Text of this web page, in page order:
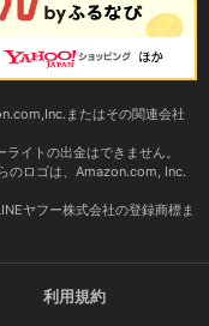
またはその関連会社
イトの出金はできません。
のロゴは、Amazon.com, Inc.
ヤフー株式会社の登録商標ま
利用規約